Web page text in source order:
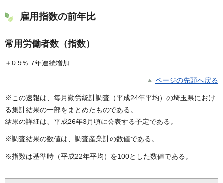
雇用指数の前年比
常用労働者数（指数）
＋0.9％ 7年連続増加
ページの先頭へ戻る
※この速報は、毎月勤労統計調査（平成24年平均）の埼玉県におけ
る集計結果の一部をまとめたものである。
結果の詳細は、平成26年3月頃に公表する予定である。
※調査結果の数値は、調査産業計の数値である。
※指数は基準時（平成22年平均）を100とした数値である。